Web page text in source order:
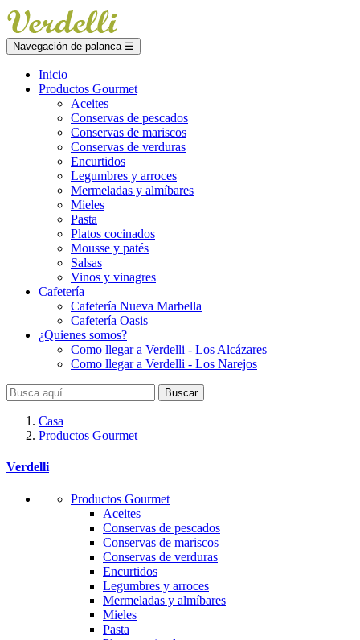
Navegación de palanca ☰
Inicio
Productos Gourmet
Aceites
Conservas de pescados
Conservas de mariscos
Conservas de verduras
Encurtidos
Legumbres y arroces
Mermeladas y almíbares
Mieles
Pasta
Platos cocinados
Mousse y patés
Salsas
Vinos y vinagres
Cafetería
Cafetería Nueva Marbella
Cafetería Oasis
¿Quienes somos?
Como llegar a Verdelli - Los Alcázares
Como llegar a Verdelli - Los Narejos
Buscar
Casa
Productos Gourmet
Verdelli
Productos Gourmet
Aceites
Conservas de pescados
Conservas de mariscos
Conservas de verduras
Encurtidos
Legumbres y arroces
Mermeladas y almíbares
Mieles
Pasta